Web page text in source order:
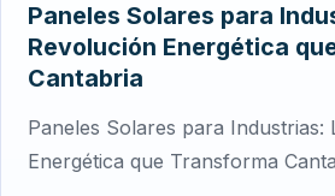
Paneles Solares para
Revolución Energética
Cantabria
Paneles Solares para Industrias:
Energética que Transforma